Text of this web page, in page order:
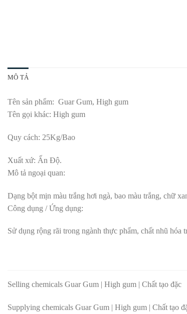
MÔ TẢ
Tên sản phẩm: Guar Gum, High gum
Tên gọi khác: High gum
Quy cách: 25Kg/Bao
Xuất xứ: Ấn Độ.
Mô tả ngoại quan:
Dạng bột mịn màu trắng hơi ngà, bao màu trắng, chữ
Công dụng / Ứng dụng:
Sử dụng rộng rãi trong ngành thực phẩm, chất nhũ
Selling chemicals Guar Gum | High gum | Chất tạo đặc
Supplying chemicals Guar Gum | High gum | Chất tạo